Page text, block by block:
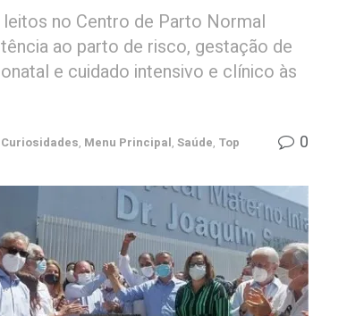
no Centro de Parto Normal
ao parto de risco, gestação de
e cuidado intensivo e clínico às
Curiosidades, Menu Principal, Saúde, Top 0